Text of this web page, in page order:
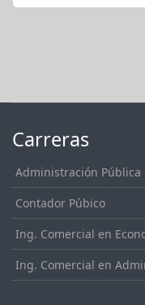
Carreras
Administración Pública
Contador Púbico
Ing. Comercial en
Ing. Comercial en